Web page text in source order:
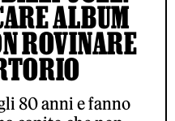
ALBUM
ROVINARE
80 anni e fanno